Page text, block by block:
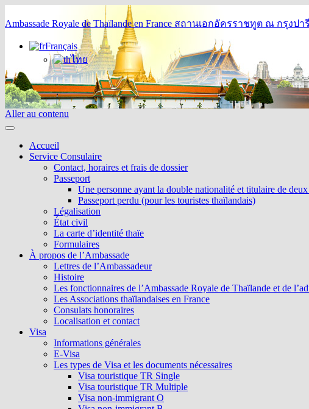
Ambassade Royale de Thaïlande en France สถานเอกอัครราชทูต ณ กรุงปา
Français
ไทย
Aller au contenu
Accueil
Service Consulaire
Contact, horaires et frais de dossier
Passeport
Une personne ayant la double nationalité et titulaire de deux
Passeport perdu (pour les touristes thaïlandais)
Légalisation
État civil
La carte d’identité thaïe
Formulaires
À propos de l’Ambassade
Lettres de l’Ambassadeur
Histoire
Les fonctionnaires de l’Ambassade Royale de Thaïlande et de
Les Associations thaïlandaises en France
Consulats honoraires
Localisation et contact
Visa
Informations générales
E-Visa
Les types de Visa et les documents nécessaires
Visa touristique TR Single
Visa touristique TR Multiple
Visa non-immigrant O